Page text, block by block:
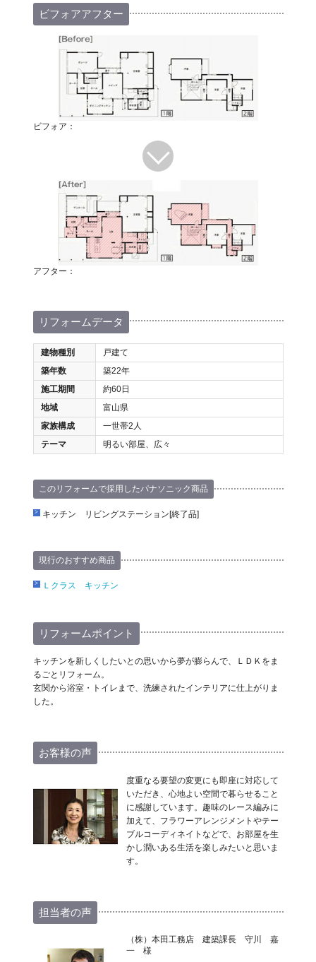
ビフォアアフター
ビフォア：
アフター：
リフォームデータ
建物種別
戸建て
築年数
築22年
施工期間
約60日
地域
富山県
家族構成
一世帯2人
テーマ
明るい部屋、広々
このリフォームで採用したパナソニック商品
キッチン リビングステーション[終了品]
現行のおすすめ商品
Ｌクラス キッチン
リフォームポイント
キッチンを新しくしたいとの思いから夢が膨らんで、ＬＤＫをま
るごとリフォーム。
玄関から浴室・トイレまで、洗練されたインテリアに仕上がりま
した。
お客様の声
度重なる要望の変更にも即座に対応して
いただき、心地よい空間で暮らせること
に感謝しています。趣味のレース編みに
加えて、フラワーアレンジメントやテー
ブルコーディネイトなどで、お部屋を生
かし潤いある生活を楽しみたいと思いま
す。
担当者の声
（株）本田工務店 建築課長 守川 嘉
一 様